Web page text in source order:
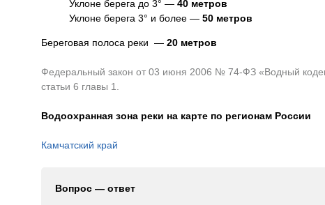
Уклоне берега до 3° — 40 метров
Уклоне берега 3° и более — 50 метров
Береговая полоса реки — 20 метров
Федеральный закон от 03 июня 2006 № 74-ФЗ «Водный
статьи 6 главы 1.
Водоохранная зона реки на карте по регионам России
Камчатский край
Вопрос — ответ